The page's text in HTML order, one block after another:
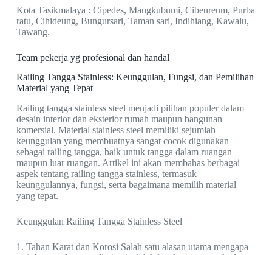
Kota Tasikmalaya : Cipedes, Mangkubumi, Cibeureum, Purba
ratu, Cihideung, Bungursari, Taman sari, Indihiang, Kawalu,
Tawang.
Team pekerja yg profesional dan handal
Railing Tangga Stainless: Keunggulan, Fungsi, dan Pemilihan
Material yang Tepat
Railing tangga stainless steel menjadi pilihan populer dalam
desain interior dan eksterior rumah maupun bangunan
komersial. Material stainless steel memiliki sejumlah
keunggulan yang membuatnya sangat cocok digunakan
sebagai railing tangga, baik untuk tangga dalam ruangan
maupun luar ruangan. Artikel ini akan membahas berbagai
aspek tentang railing tangga stainless, termasuk
keunggulannya, fungsi, serta bagaimana memilih material
yang tepat.
Keunggulan Railing Tangga Stainless Steel
1. Tahan Karat dan Korosi Salah satu alasan utama mengapa